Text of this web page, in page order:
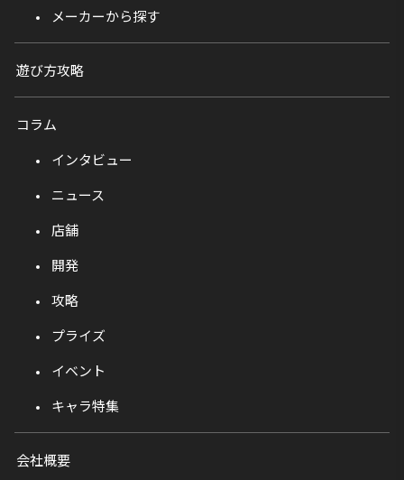
メーカーから探す
遊び方攻略
コラム
インタビュー
ニュース
店舗
開発
攻略
プライズ
イベント
キャラ特集
会社概要